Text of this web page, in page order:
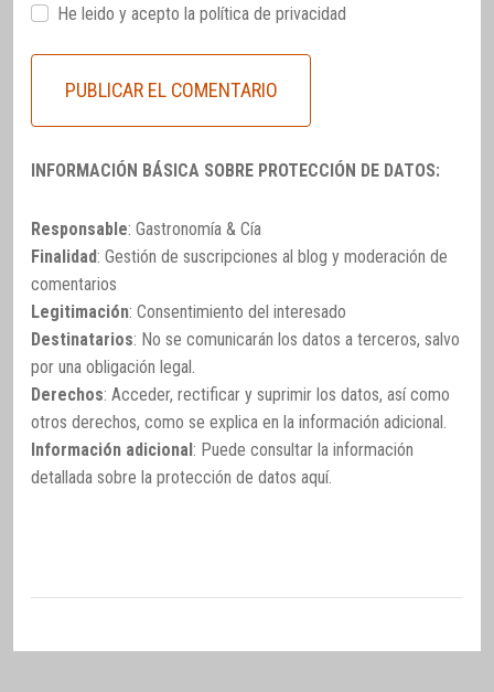
He leido y acepto la política de privacidad
INFORMACIÓN BÁSICA SOBRE PROTECCIÓN DE DATOS:
Responsable: Gastronomía & Cía
Finalidad: Gestión de suscripciones al blog y moderación de
comentarios
Legitimación: Consentimiento del interesado
Destinatarios: No se comunicarán los datos a terceros, salvo
por una obligación legal.
Derechos: Acceder, rectificar y suprimir los datos, así como
otros derechos, como se explica en la información adicional.
Información adicional: Puede consultar la información
detallada sobre la protección de datos aquí.